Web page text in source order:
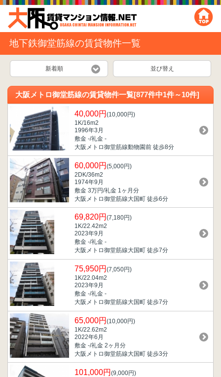
地下鉄御堂筋線の賃貸物件一覧
新着順 並び替え
大阪メトロ御堂筋線の賃貸物件一覧[877件中1件～10件]
40,000円 (10,000円)
1K/16m2
1996年3月
敷金 -/礼金 -
大阪メトロ御堂筋線動物園前 徒歩8分
60,000円 (5,000円)
2DK/36m2
1974年9月
敷金 3万円/礼金 1ヶ月分
大阪メトロ御堂筋線大国町 徒歩6分
69,820円 (7,180円)
1K/22.42m2
2023年9月
敷金 -/礼金 -
大阪メトロ御堂筋線大国町 徒歩7分
75,950円 (7,050円)
1K/22.04m2
2023年9月
敷金 -/礼金 -
大阪メトロ御堂筋線大国町 徒歩7分
65,000円 (10,000円)
1K/22.62m2
2022年6月
敷金 -/礼金 2ヶ月分
大阪メトロ御堂筋線大国町 徒歩3分
101,000円 (9,000円)